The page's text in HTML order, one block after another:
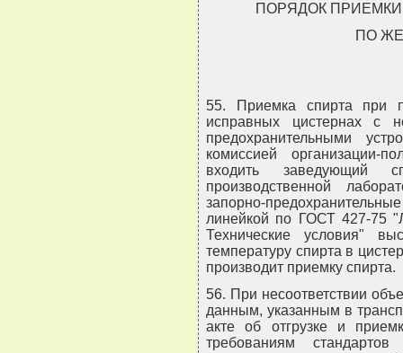
ПОРЯДОК
ПО
55. Приемка спирта при
исправных цистернах с
предохранительными
комиссией организации-
входить заведующий
производственной
запорно-
линейкой по ГОСТ 427-75
Технические условия"
температуру спирта в
производит приемку спирта.
56. При несоответствии
данным, указанным в
акте об отгрузке и
требованиям